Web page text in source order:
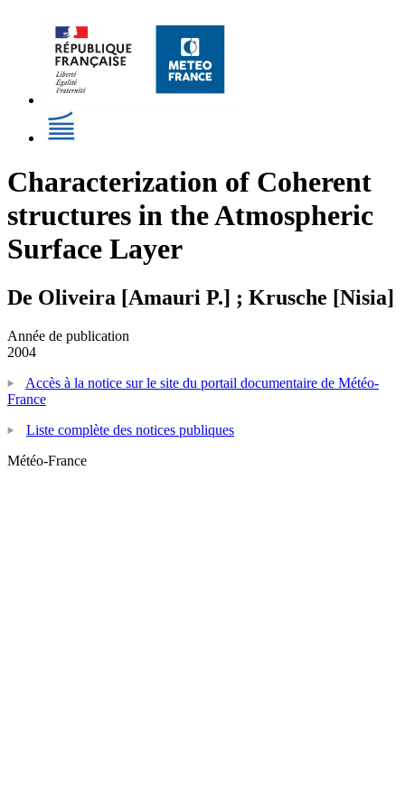
Characterization of Coherent
structures in the Atmospheric
Surface Layer
De Oliveira [Amauri P.] ; Krusche [Nisia]
Année de publication
2004
Accès à la notice sur le site du portail documentaire de Météo-
France
Liste complète des notices publiques
Météo-France